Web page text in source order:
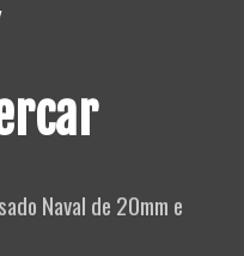
Naval de 20mm e